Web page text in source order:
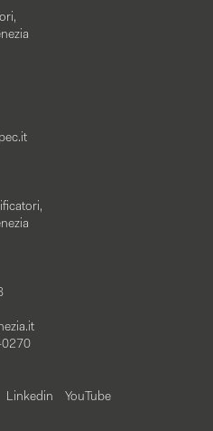
Linkedin YouTube